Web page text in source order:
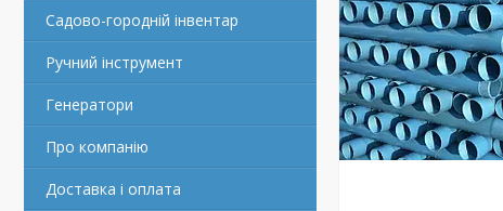
Садово-городній інвентар
Ручний інструмент
Генератори
Про компанію
Доставка і оплата